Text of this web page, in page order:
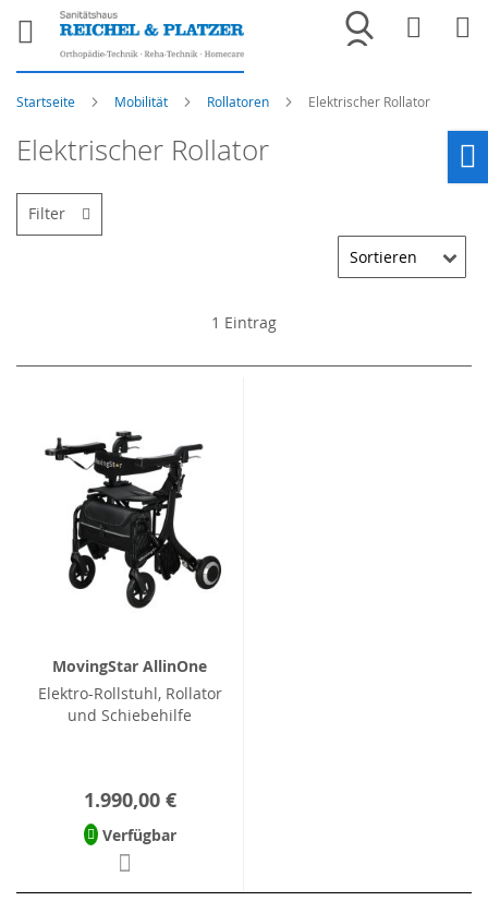
Merkliste
Startseite Mobilität Rollatoren Elektrischer Rollator
Elektrischer Rollator
1 Eintrag
MovingStar AllinOne
Elektro-Rollstuhl, Rollator
und Schiebehilfe
1.990,00 €
Verfügbar
Filter